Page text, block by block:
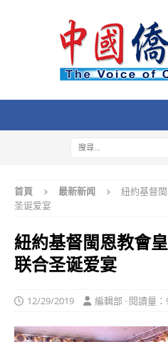
首頁 最新新闻
紐約基督
圣诞爱宴
紐約基督閩恩教會
联合圣诞爱宴
12/29/2019 編輯部 · 閱讀量